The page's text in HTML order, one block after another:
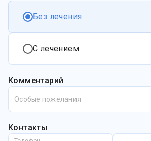
Без лечения
С лечением
Комментарий
Особые пожелания
Контакты